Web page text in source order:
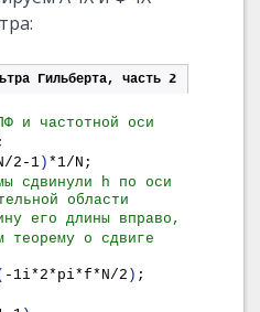
Гильберта, часть 2
и частотной оси
2-1 ) *1/N;
сдвинули h по оси
области
его длины вправо,
теорему о сдвиге
-1i*2*pi*f*N/2 ) ;